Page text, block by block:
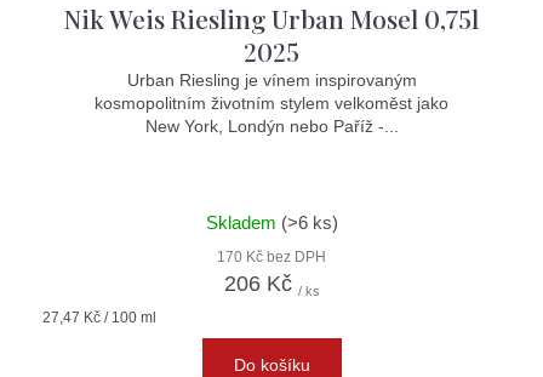
Nik Weis Riesling Urban Mosel 0,75l
2025
Urban Riesling je vínem inspirovaným
kosmopolitním životním stylem velkoměst jako
New York, Londýn nebo Paříž -...
Skladem (>6 ks)
170 Kč bez DPH
206 Kč / ks
Měrná
27,47 Kč / 100 ml
Do košíku